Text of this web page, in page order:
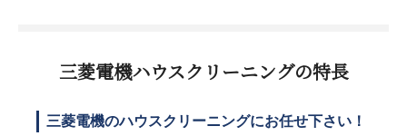
三菱電機ハウスクリーニングの特長
三菱電機のハウスクリーニングにお任せ下さい！